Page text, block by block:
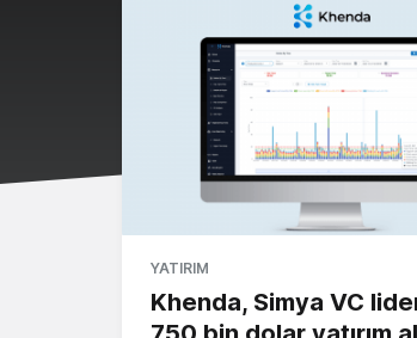
YATIRIM
Khenda, Simya VC